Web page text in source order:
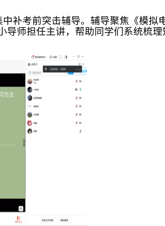
补考前突击辅导。辅导聚焦《模拟
师担任主讲，帮助同学们系统梳理